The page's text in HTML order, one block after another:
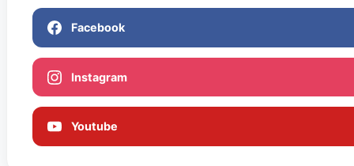
Facebook
Instagram
Youtube